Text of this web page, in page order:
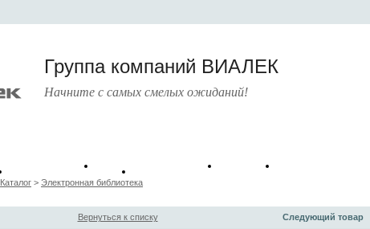
Группа компаний ВИАЛЕК
Начните с самых смелых ожиданий!
Шаблоны
Каталог > Электронная библиотека
Следующий товар
Вернуться к списку